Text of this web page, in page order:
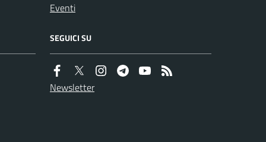
Eventi
SEGUICI SU
Newsletter